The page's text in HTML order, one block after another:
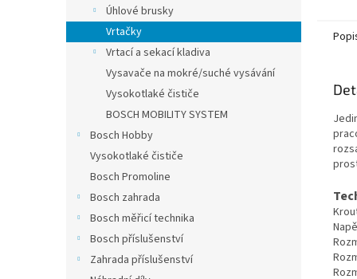
Úhlové brusky
Vrtačky
Vrtací a sekací kladiva
Vysavače na mokré/suché vysávání
Vysokotlaké čističe
BOSCH MOBILITY SYSTEM
Bosch Hobby
Vysokotlaké čističe
Bosch Promoline
Bosch zahrada
Bosch měřicí technika
Bosch příslušenství
Zahrada příslušenství